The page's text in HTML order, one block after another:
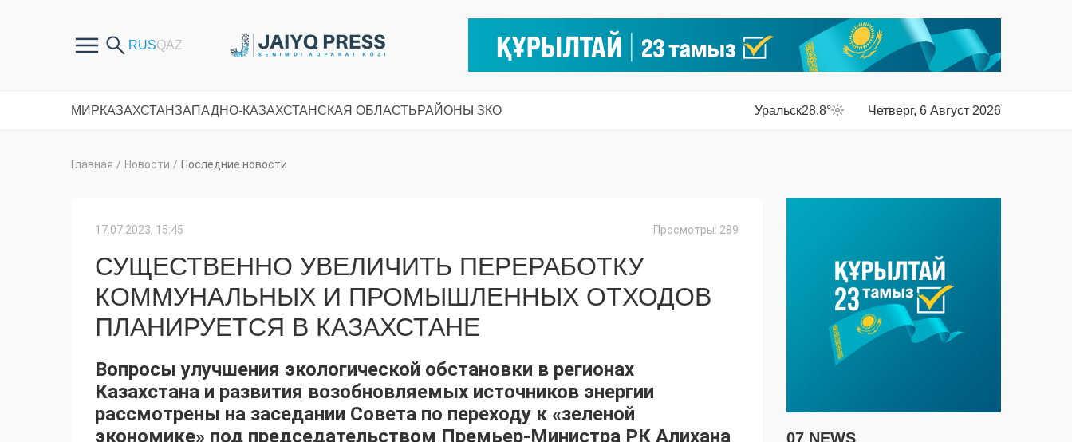
МИРКАЗАХСТАНЗАПАДНО-КАЗАХСТАНСКАЯ ОБЛАСТЬРАЙОНЫ ЗКО Уральск28.8° Четверг, 6 Август 2026
Главная / Новости / Последние новости
17.07.2023, 15:45 Просмотры: 289
СУЩЕСТВЕННО УВЕЛИЧИТЬ ПЕРЕРАБОТКУ
КОММУНАЛЬНЫХ И ПРОМЫШЛЕННЫХ ОТХОДОВ
ПЛАНИРУЕТСЯ В КАЗАХСТАНЕ
Вопросы улучшения экологической обстановки в регионах
Казахстана и развития возобновляемых источников энергии
рассмотрены на заседании Совета по переходу к «зеленой
экономике» под председательством Премьер-Министра РК Алихана
07 NEWS